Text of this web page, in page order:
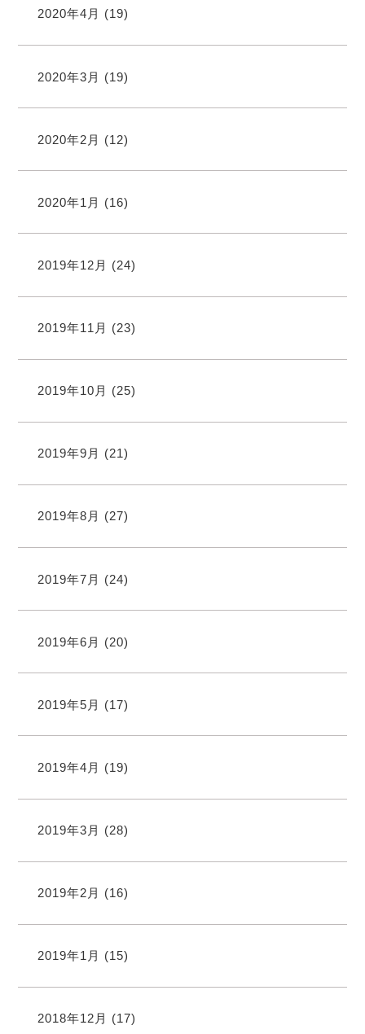
2020年4月 (19)
2020年3月 (19)
2020年2月 (12)
2020年1月 (16)
2019年12月 (24)
2019年11月 (23)
2019年10月 (25)
2019年9月 (21)
2019年8月 (27)
2019年7月 (24)
2019年6月 (20)
2019年5月 (17)
2019年4月 (19)
2019年3月 (28)
2019年2月 (16)
2019年1月 (15)
2018年12月 (17)